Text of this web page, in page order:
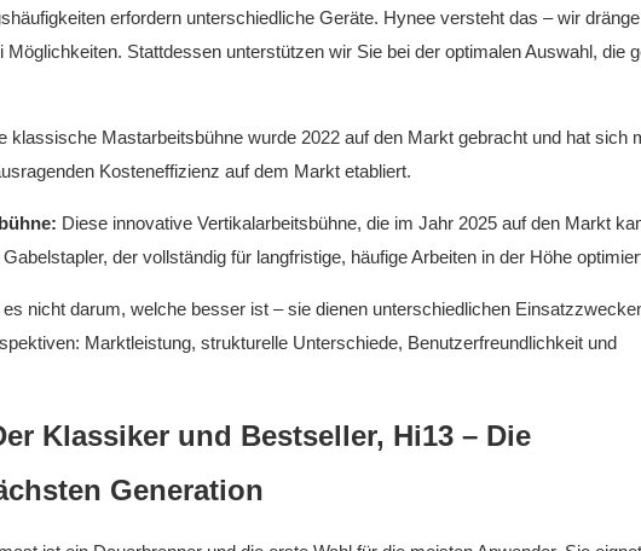
erfordern unterschiedliche Geräte. Hynee versteht das – wir
Stattdessen unterstützen wir Sie bei der optimalen Auswahl, die
klassische Mastarbeitsbühne wurde 2022 auf den Markt gebracht und hat sich
Kosteneffizienz auf dem Markt etabliert.
Diese innovative Vertikalarbeitsbühne, die im Jahr 2025 auf den Markt
der vollständig für langfristige, häufige Arbeiten in der Höhe
nicht darum, welche besser ist – sie dienen unterschiedlichen
Marktleistung, strukturelle Unterschiede, Benutzerfreundlichkeit und
Klassiker und Bestseller, Hi13 – Die
Generation